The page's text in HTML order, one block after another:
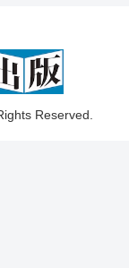
Reserved.